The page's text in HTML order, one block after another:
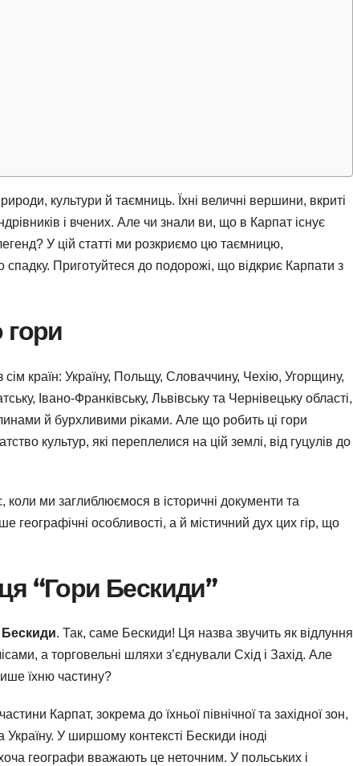
культури й таємниць. Їхні величні вершини, вкриті
і вчених. Але чи знали ви, що в Карпат існує
У цій статті ми розкриємо цю таємницю,
спадку. Приготуйтеся до подорожі, що відкриє Карпати з
гори
країн: Україну, Польщу, Словаччину, Чехію, Угорщину,
Івано-Франківську, Львівську та Чернівецьку області,
й бурхливими ріками. Але що робить ці гори
культур, які переплелися на цій землі, від гуцулів до
ми заглиблюємося в історичні документи та
особливості, а й містичний дух цих гір, що
“Гори Бескиди”
Бескиди. Так, саме Бескиди! Ця назва звучить як відлуння
а торговельні шляхи з’єднували Схід і Захід. Але
їхню частину?
Карпат, зокрема до їхньої північної та західної зон,
У ширшому контексті Бескиди іноді
географи вважають це неточним. У польських і